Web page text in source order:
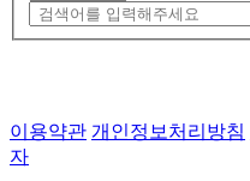
이용약관 개인정보처리방침
자